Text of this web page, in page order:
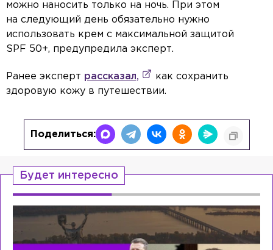
можно наносить только на ночь. При этом
на следующий день обязательно нужно
использовать крем с максимальной защитой
SPF 50+, предупредила эксперт.
Ранее эксперт рассказал,
как сохранить
здоровую кожу в путешествии.
Поделиться:
Будет интересно